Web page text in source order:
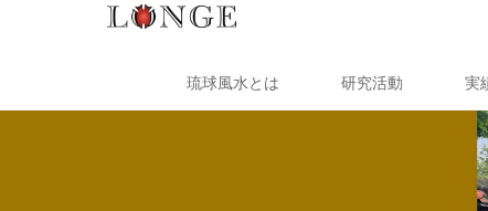
琉球風水とは 研究活動 実